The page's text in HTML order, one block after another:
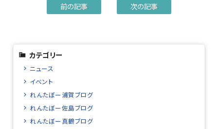
前の記事 次の記事
カテゴリー
ニュース
イベント
れんたぼー浦賀ブログ
れんたぼー佐島ブログ
れんたぼー真鶴ブログ